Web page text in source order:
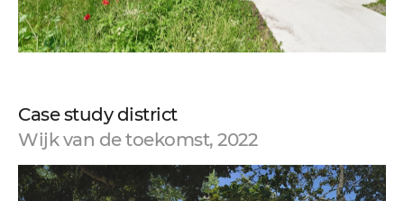
Case study district
Wijk van de toekomst, 2022